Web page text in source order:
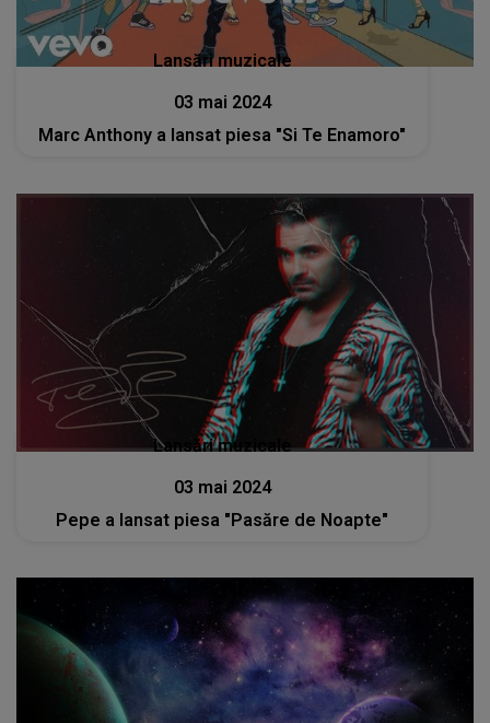
Lansări muzicale
03 mai 2024
Marc Anthony a lansat piesa "Si Te Enamoro"
Lansări muzicale
03 mai 2024
Pepe a lansat piesa "Pasăre de Noapte"